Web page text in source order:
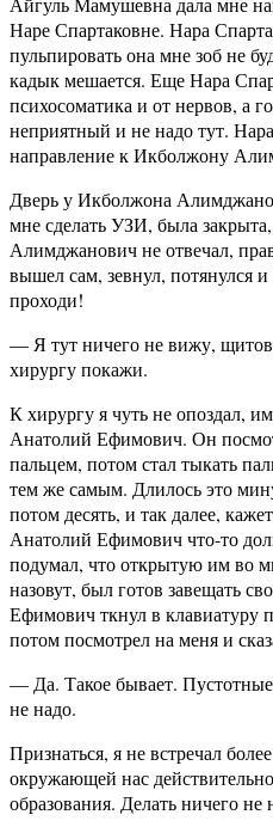
Наре Спартаковне. Нара
пульпировать она мне зоб не
кадык мешается. Еще Нара
психосоматика и от нервов, а
неприятный и не надо тут.
направление к Икболжону
Дверь у Икболжона
мне сделать УЗИ, была
Алимджанович не отвечал,
вышел сам, зевнул, потянулся
проходи!
— Я тут ничего не вижу,
хирургу покажи.
К хирургу я чуть не опоздал,
Анатолий Ефимович. Он
пальцем, потом стал тыкать
тем же самым. Длилось это
потом десять, и так далее,
Анатолий Ефимович что-то
подумал, что открытую им во
назовут, был готов завещать
Ефимович ткнул в клавиатуру
потом посмотрел на меня и
— Да. Такое бывает. Пустотные
не надо.
Признаться, я не встречал
окружающей нас
образования. Делать ничего не